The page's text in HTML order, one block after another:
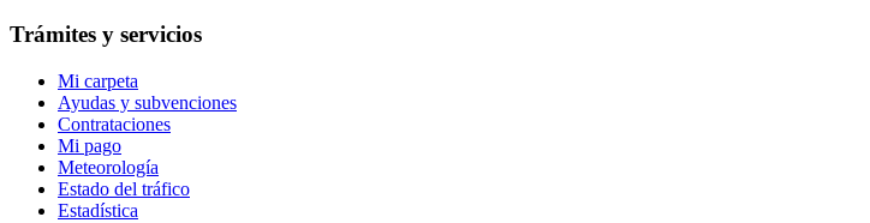
Trámites y servicios
Mi carpeta
Ayudas y subvenciones
Contrataciones
Mi pago
Meteorología
Estado del tráfico
Estadística